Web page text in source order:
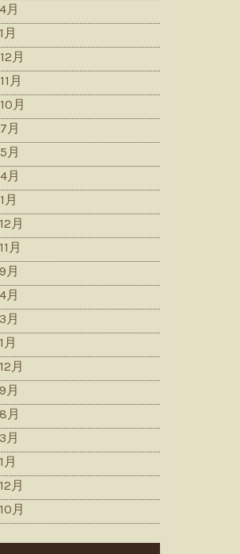
月
月
月
月
月
月
月
月
月
月
月
月
月
月
月
月
月
月
月
月
月
月